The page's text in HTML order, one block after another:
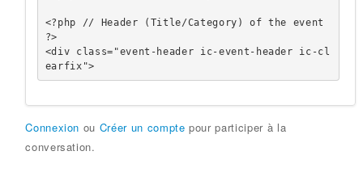
<?php // Header (Title/Category) of the event
?>
<div class="event-header ic-event-header ic-cl
earfix">
Connexion ou Créer un compte pour participer à la
conversation.